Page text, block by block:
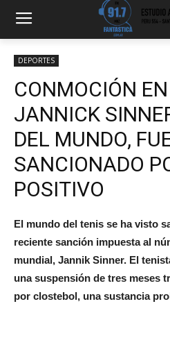
DEPORTES
CONMOCIÓN
JANNICK
DEL MUNDO,
SANCIONADO
POSITIVO
El mundo del tenis se ha visto
reciente sanción impuesta al
mundial, Jannik Sinner. El
una suspensión de tres meses
por clostebol, una sustancia